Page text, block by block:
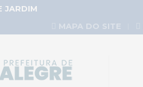
JARDIM
MAPA DO SITE